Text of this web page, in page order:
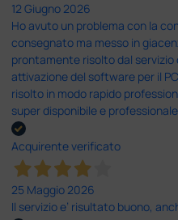
12 Giugno 2026
Ho avuto un problema con la
consegnato ma messo in
prontamente risolto dal
attivazione del software per il
risolto in modo rapido
super disponibile e
Acquirente verificato
25 Maggio 2026
Il servizio e’ risultato buono,